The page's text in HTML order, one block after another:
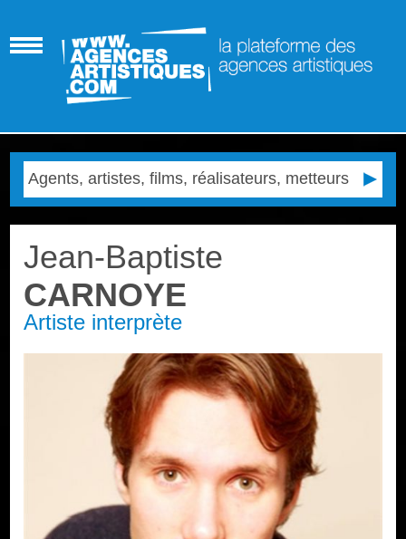
Jean-Baptiste
CARNOYE
Artiste interprète